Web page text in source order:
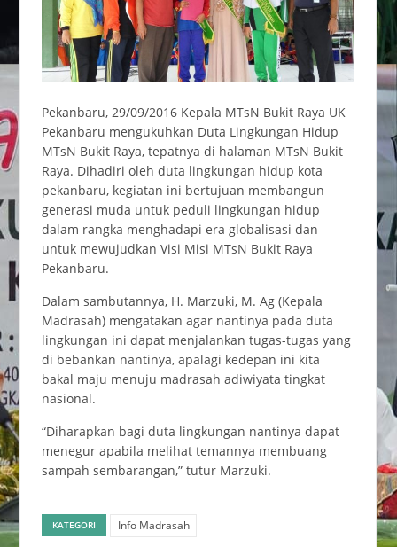
Pekanbaru, 29/09/2016 Kepala MTsN Bukit Raya UK
Pekanbaru mengukuhkan Duta Lingkungan Hidup
MTsN Bukit Raya, tepatnya di halaman MTsN Bukit
Raya. Dihadiri oleh duta lingkungan hidup kota
pekanbaru, kegiatan ini bertujuan membangun
generasi muda untuk peduli lingkungan hidup
dalam rangka menghadapi era globalisasi dan
untuk mewujudkan Visi Misi MTsN Bukit Raya
Pekanbaru.
Dalam sambutannya, H. Marzuki, M. Ag (Kepala
Madrasah) mengatakan agar nantinya pada duta
lingkungan ini dapat menjalankan tugas-tugas yang
di bebankan nantinya, apalagi kedepan ini kita
bakal maju menuju madrasah adiwiyata tingkat
nasional.
“Diharapkan bagi duta lingkungan nantinya dapat
menegur apabila melihat temannya membuang
sampah sembarangan,” tutur Marzuki.
KATEGORI Info Madrasah